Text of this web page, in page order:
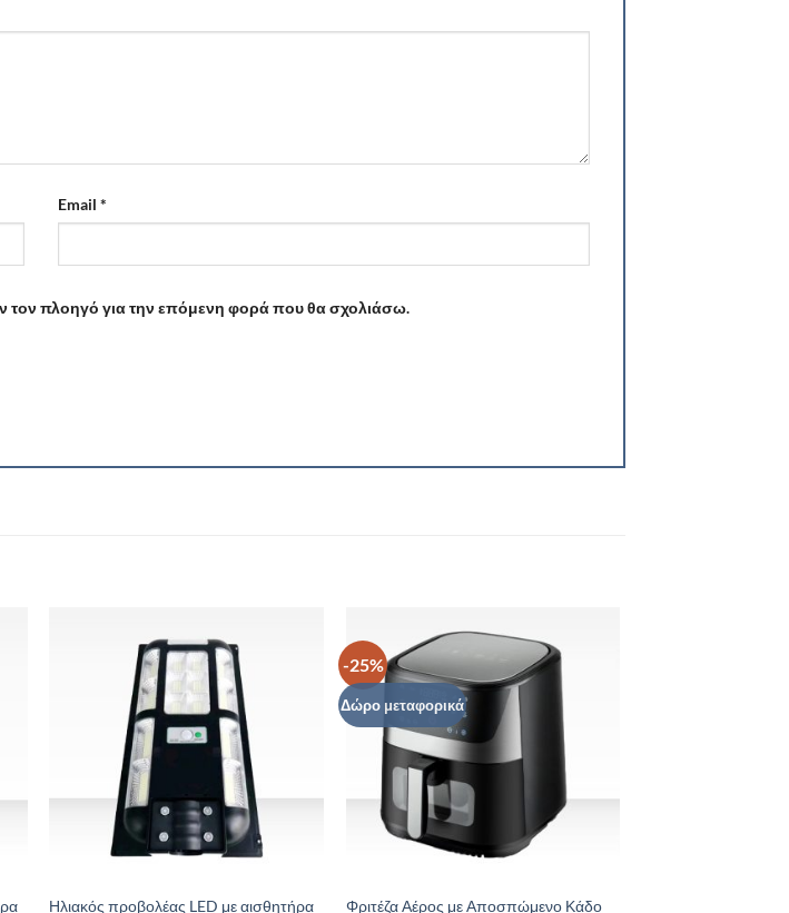
Email *
τον πλοηγό για την επόμενη φορά που θα σχολιάσω.
Ηλιακός προβολέας LED με αισθητήρα
-25%
Δώρο μεταφορικά
Φριτέζα Αέρος με Αποσπώμενο Κάδο